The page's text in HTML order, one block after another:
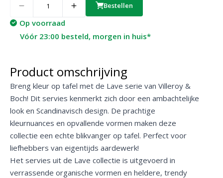
Bestellen
Op voorraad
Vóór 23:00 besteld, morgen in huis*
Product omschrijving
Breng kleur op tafel met de Lave serie van Villeroy &
Boch! Dit servies kenmerkt zich door een ambachtelijke
look en Scandinavisch design. De prachtige
kleurnuances en opvallende vormen maken deze
collectie een echte blikvanger op tafel. Perfect voor
liefhebbers van eigentijds aardewerk!
Het servies uit de Lave collectie is uitgevoerd in
verrassende organische vormen en heldere, trendy